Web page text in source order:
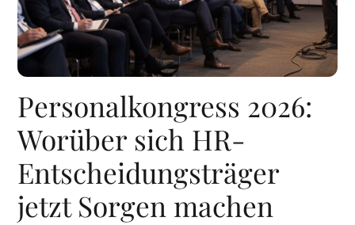
Personalkongress 2026:
Worüber sich HR-
Entscheidungsträger
jetzt Sorgen machen